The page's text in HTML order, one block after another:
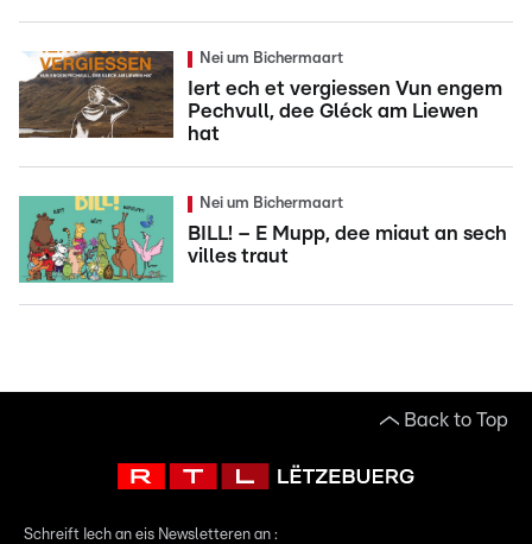
Nei um Bichermaart
Iert ech et vergiessen Vun engem
Pechvull, dee Gléck am Liewen
hat
Nei um Bichermaart
BILL! – E Mupp, dee miaut an sech
villes traut
Back to Top
Schreift Iech an eis Newsletteren an :